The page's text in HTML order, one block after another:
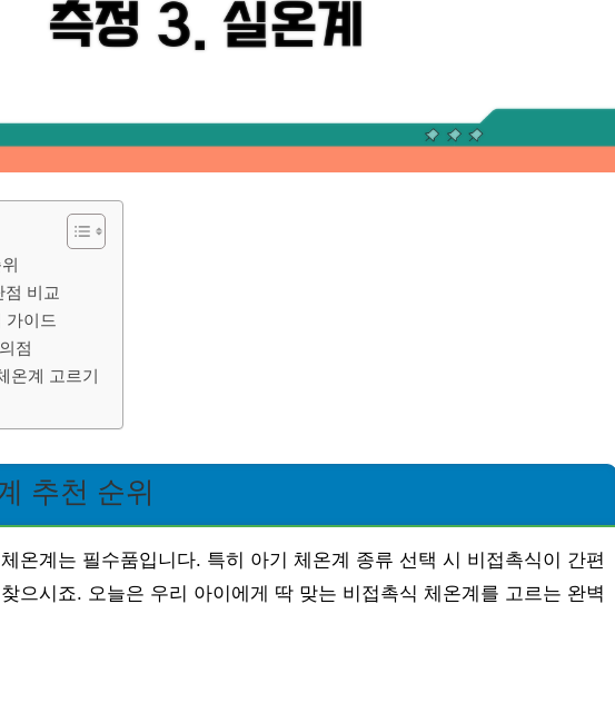
점 비교
가이드
점
온계 고르기
추천 순위
온계는 필수품입니다. 특히 아기 체온계 종류 선택 시 비접촉식이 간편
으시죠. 오늘은 우리 아이에게 딱 맞는 비접촉식 체온계를 고르는 완벽